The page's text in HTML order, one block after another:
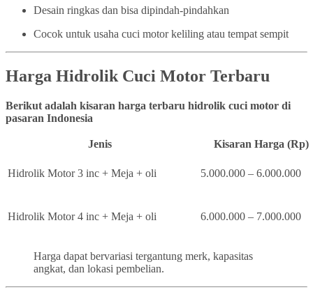
Desain ringkas dan bisa dipindah-pindahkan
Cocok untuk usaha cuci motor keliling atau tempat sempit
Harga Hidrolik Cuci Motor Terbaru
Berikut adalah kisaran harga terbaru hidrolik cuci motor di
pasaran Indonesia
Jenis Kisaran Harga (Rp)
Hidrolik Motor 3 inc + Meja + oli 5.000.000 – 6.000.000
Hidrolik Motor 4 inc + Meja + oli 6.000.000 – 7.000.000
Harga dapat bervariasi tergantung merk, kapasitas
angkat, dan lokasi pembelian.